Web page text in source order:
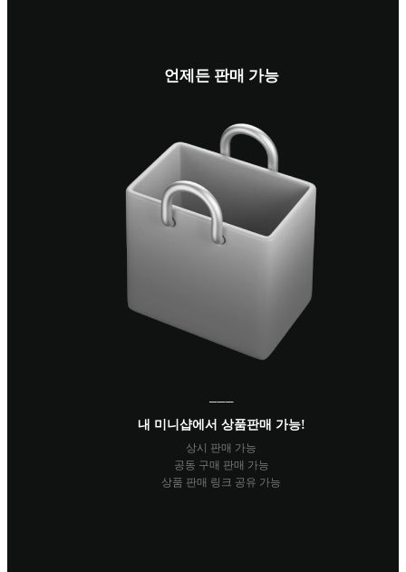
언제든 판매 가능
───
내 미니샵에서 상품판매 가능!
상시 판매 가능
공동 구매 판매 가능
상품 판매 링크 공유 가능